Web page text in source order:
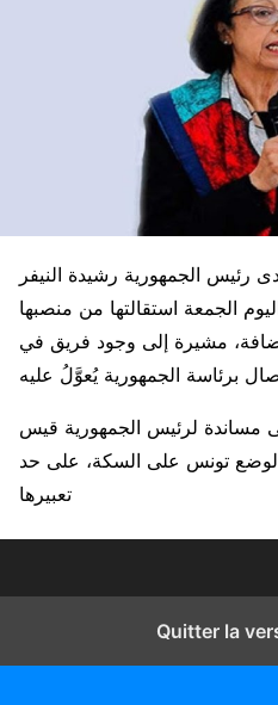
رئيس الجمهورية رشيدة النيفر
الجمعة استقالتها من منصبها
مشيرة إلى وجود فريق في
برئاسة الجمهورية يُعوَّلُ عليه
مساندة لرئيس الجمهورية قيس
تونس على السكة، على حد
تعبيرها
Quitter la